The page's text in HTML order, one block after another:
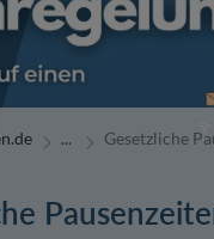
Gesetzliche